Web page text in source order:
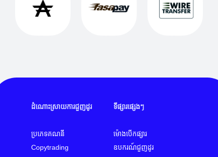
ដំណោះស្រាយការជួញដូរ
ប្រភេទគណនី
Copytrading
ទីផ្សារផ្សេងៗ
ម៉ោងបើកផ្សារ
ឧបករណ៍ជួញដូរ